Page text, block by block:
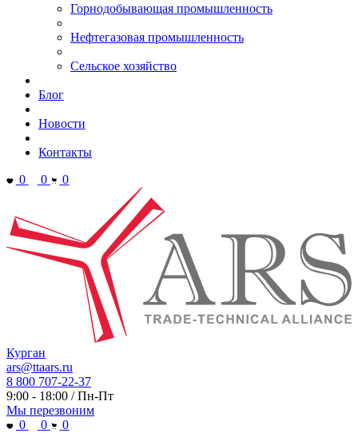
Горнодобывающая промышленность
Нефтегазовая промышленность
Сельское хозяйство
Блог
Новости
Контакты
0
0 0
Курган
ars@ttaars.ru
8 800 707-22-37
9:00 - 18:00 / Пн-Пт
Мы перезвоним
0
0 0